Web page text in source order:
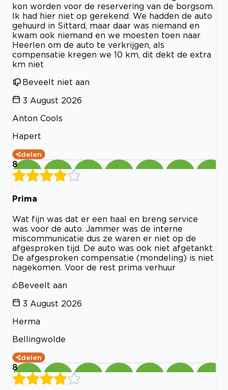
kon worden voor de reservering van de borgsom.
Ik had hier niet op gerekend. We hadden de auto
gehuurd in Sittard, maar daar was niemand en
kwam ook niemand en we moesten toen naar
Heerlen om de auto te verkrijgen, als
compensatie kregen we 10 km, dit dekt de extra
km niet
Beveelt niet aan
3 August 2026
Anton Cools
Hapert
delen
8
Prima
Wat fijn was dat er een haal en breng service
was voor de auto. Jammer was de interne
miscommunicatie dus ze waren er niet op de
afgesproken tijd. De auto was ook niet afgetankt.
De afgesproken compensatie (mondeling) is niet
nagekomen. Voor de rest prima verhuur
Beveelt aan
3 August 2026
Herma
Bellingwolde
delen
8